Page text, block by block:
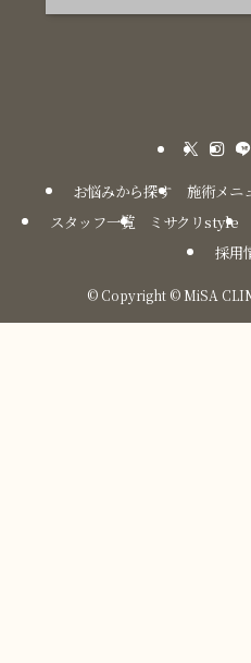
お悩みから探す 施術メニ
スタッフ一覧
ミサクリstyle
採用
© Copyright © MiSA